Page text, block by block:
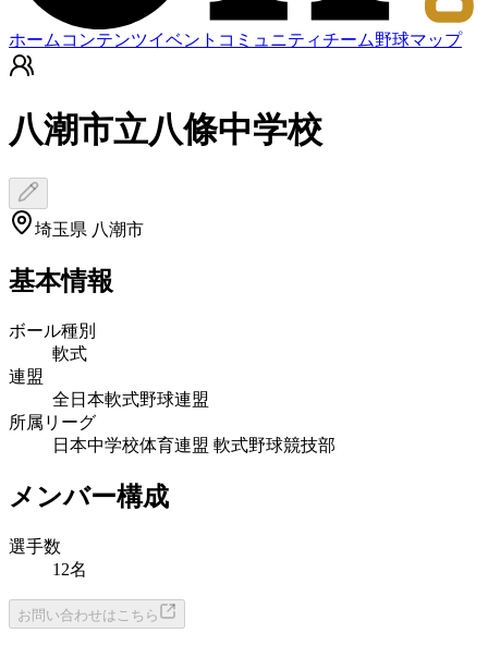
ホーム コンテンツイベント コミュニティチーム野球マップ
八潮市立八條中学校
埼玉県 八潮市
基本情報
ボール種別
軟式
連盟
全日本軟式野球連盟
所属リーグ
日本中学校体育連盟 軟式野球競技部
メンバー構成
選手数
12名
お問い合わせはこちら